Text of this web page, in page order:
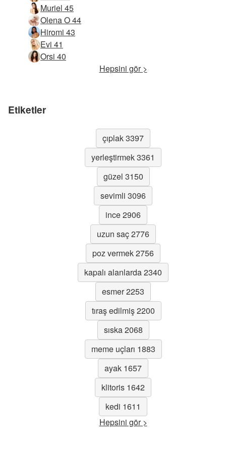
Muriel 45
Olena O 44
Hiromi 43
Evi 41
Orsi 40
Hepsini gör >
Etiketler
çıplak 3397
yerleştirmek 3361
güzel 3150
sevimli 3096
ince 2906
uzun saç 2776
poz vermek 2756
kapalı alanlarda 2340
esmer 2253
tıraş edilmiş 2200
sıska 2068
meme uçları 1883
ayak 1657
klitoris 1642
kedi 1611
Hepsini gör >